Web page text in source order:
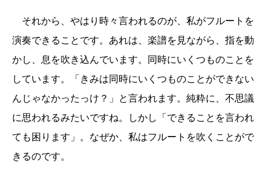
それから、やはり時々言われるのが、私がフルートを
演奏できることです。あれは、楽譜を見ながら、指を動
かし、息を吹き込んでいます。同時にいくつものことを
しています。「きみは同時にいくつものことができない
んじゃなかったっけ？」と言われます。純粋に、不思議
に思われるみたいですね。しかし「できることを言われ
ても困ります」。なぜか、私はフルートを吹くことがで
きるのです。